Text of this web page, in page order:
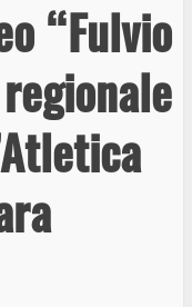
“Fulvio